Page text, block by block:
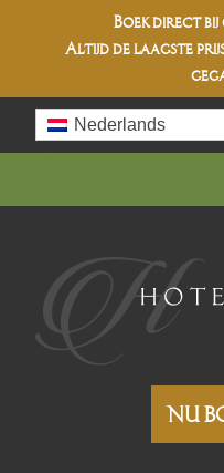
Boek direct bij
Altijd delaagste
NU
Nederlands